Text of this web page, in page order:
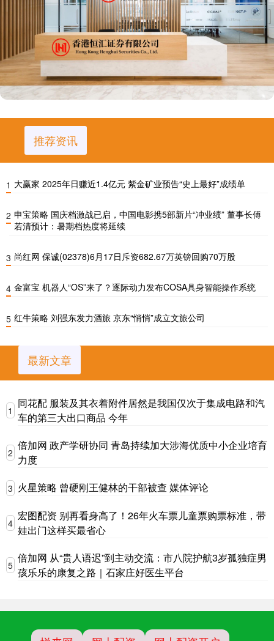
推荐资讯
1 大赢家 2025年日赚近1.4亿元 紫金矿业预告“史上最好”成绩单
2 申宝策略 国庆档激战已启，中国电影携5部新片“冲业绩” 董事长傅
若清预计：暑期档热度将延续
3 尚红网 保诚(02378)6月17日斥资682.67万英镑回购70万股
4 金富宝 机器人“OS”来了？逐际动力发布COSA具身智能操作系统
5 红牛策略 刘强东发力酒旅 京东“悄悄”成立文旅公司
最新文章
1
同花配 服装及其衣着附件居然是我国仅次于集成电路和汽
车的第三大出口商品 今年
2
倍加网 政产学研协同 青岛持续加大涉海优质中小企业培育
力度
3 火星策略 曾硬刚王健林的干部被查 媒体评论
4
宏图配资 别再看身高了！26年火车票儿童票购票标准，带
娃出门这样买最省心
5
倍加网 从“贵人语迟”到主动交流：市八院护航3岁孤独症男
孩乐乐的康复之路｜石家庄好医生平台